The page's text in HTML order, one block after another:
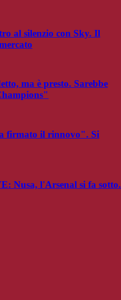
al silenzio con Sky. Il
ma è presto. Sarebbe
firmato il rinnovo". Si
Nusa, l'Arsenal si fa sotto.